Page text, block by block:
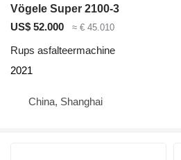
Vögele Super 2100-3
US$ 52.000
≈ € 45.010
Rups asfalteermachine
2021
China, Shanghai